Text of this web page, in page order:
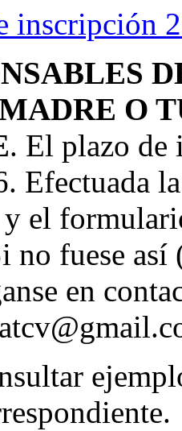
inscripción
O
. El plazo de
Efectuada
el
no fuese así
en